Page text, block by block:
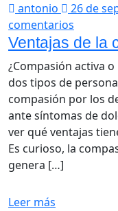
antonio 26 de
comentarios
Ventajas de la
¿Compasión activa
dos tipos de
compasión por los
ante síntomas de
ver qué ventajas
Es curioso, la
genera […]
Leer más